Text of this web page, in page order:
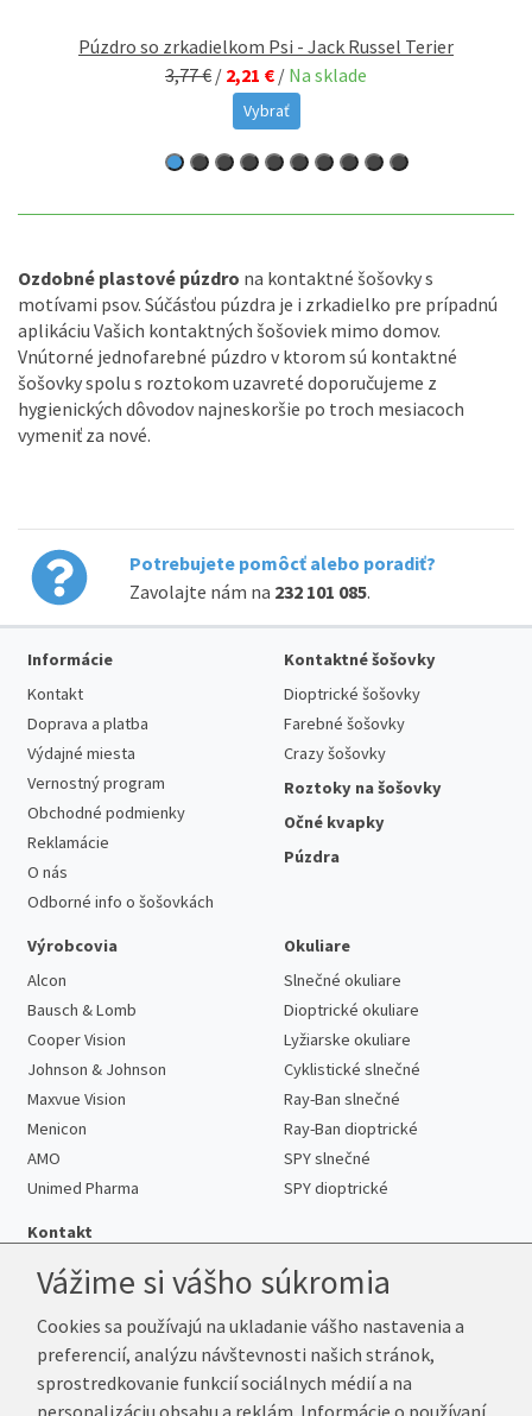
Púzdro so zrkadielkom Psi - Jack Russel Terier
3,77 € / 2,21 € / Na sklade
Vybrať
Ozdobné plastové púzdro na kontaktné šošovky s
motívami psov. Súčásťou púzdra je i zrkadielko pre prípadnú
aplikáciu Vašich kontaktných šošoviek mimo domov.
Vnútorné jednofarebné púzdro v ktorom sú kontaktné
šošovky spolu s roztokom uzavreté doporučujeme z
hygienických dôvodov najneskoršie po troch mesiacoch
vymeniť za nové.
Potrebujete pomôcť alebo poradiť?
Zavolajte nám na 232 101 085.
Informácie
Kontakt
Doprava a platba
Výdajné miesta
Vernostný program
Obchodné podmienky
Reklamácie
O nás
Odborné info o šošovkách
Kontaktné šošovky
Dioptrické šošovky
Farebné šošovky
Crazy šošovky
Roztoky na šošovky
Očné kvapky
Púzdra
Výrobcovia
Alcon
Bausch & Lomb
Cooper Vision
Johnson & Johnson
Maxvue Vision
Menicon
AMO
Unimed Pharma
Okuliare
Slnečné okuliare
Dioptrické okuliare
Lyžiarske okuliare
Cyklistické slnečné
Ray-Ban slnečné
Ray-Ban dioptrické
SPY slnečné
SPY dioptrické
Kontakt
Telefón:+421 222 205 863
E-mail:info@kup-sosovky.sk
Reklamačná adresa
Vážime si vášho súkromia
Cookies sa používajú na ukladanie vášho nastavenia a
preferencií, analýzu návštevnosti našich stránok,
sprostredkovanie funkcií sociálnych médií a na
personalizáciu obsahu a reklám. Informácie o používaní